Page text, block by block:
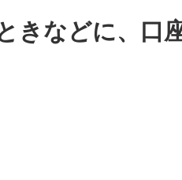
きなどに、口